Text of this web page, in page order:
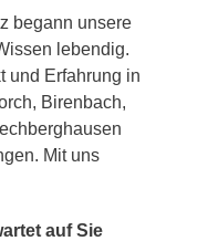
begann unsere
lebendig.
und Erfahrung in
Birenbach,
Mit uns
auf Sie